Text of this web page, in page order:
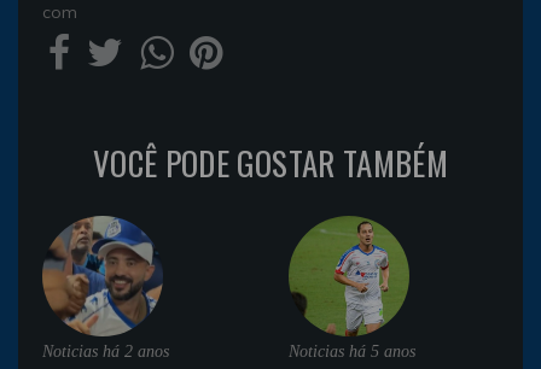
com
VOCÊ PODE GOSTAR TAMBÉM
Noticias há 2 anos Noticias há 5 anos